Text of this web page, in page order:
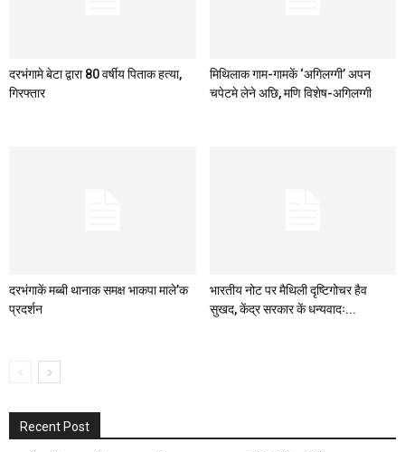
दरभंगामे बेटा द्वारा 80 वर्षीय पिताक हत्या,
गिरफ्तार
मिथिलाक गाम-गामकें ‘अगिलग्गी’ अपन
चपेटमे लेने अछि, मणि विशेष-अगिलग्गी
दरभंगाकें मब्बी थानाक समक्ष भाकपा माले’क
प्रदर्शन
भारतीय नोट पर मैथिली दृष्टिगोचर हैव
सुखद, केंद्र सरकार कें धन्यवादः...
Recent Post